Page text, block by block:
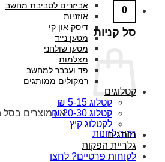
0
סל קניות
אין מוצרים בסל
חזור לחנות
אביזרים לסביבת מחשב
אוזניות
דיסק און קי
מטען נייד
מטען שולחני
מצלמות
פד ועכבר למחשב
רמקולים ממותגים
קטלוגים
קטלוג 5-15 ₪
קטלוג 20-30 ₪
לקטלוג קיץ
מותגים
גלריית הפקות
לקוחות פרטיים? לחצו